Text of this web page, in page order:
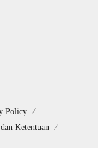
Policy
Ketentuan